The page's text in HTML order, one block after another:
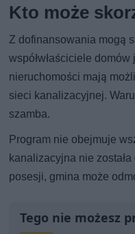
Kto może
Z dofinansowania mogą
współwłaściciele
nieruchomości mają
sieci kanalizacyjnej.
szamba.
Program nie obejmuje
kanalizacyjna nie
posesji, gmina może
Tego nie możesz